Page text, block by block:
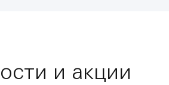
и акции